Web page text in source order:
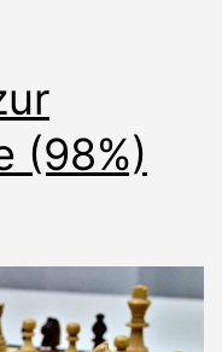
(98%)